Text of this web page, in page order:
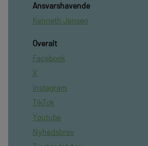
Ansvarshavende
Kenneth Jensen
Overalt
Facebook
X
Instagram
TikTok
Youtube
Nyhedsbrev